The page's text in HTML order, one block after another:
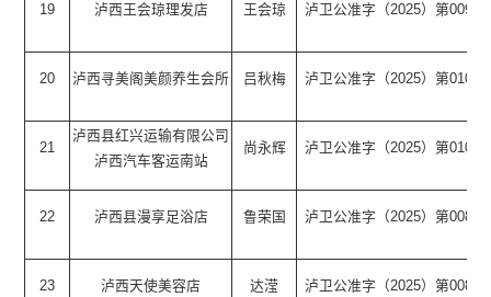
19 泸西王会琼理发店 王会琼 泸卫公准字（2025）第0099
20 泸西寻美阁美颜养生会所 吕秋梅 泸卫公准字（2025）第0102
21
泸西县红兴运输有限公司
泸西汽车客运南站
尚永辉 泸卫公准字（2025）第0106
22 泸西县漫享足浴店 鲁荣国 泸卫公准字（2025）第0081
23 泸西天使美容店 达滢 泸卫公准字（2025）第0082